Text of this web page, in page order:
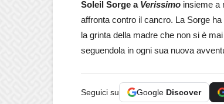
Soleil Sorge a Verissimo insieme a
affronta contro il cancro. La Sorge
la grinta della madre che non si è
seguendola in ogni sua nuova
Seguici su Google Discover